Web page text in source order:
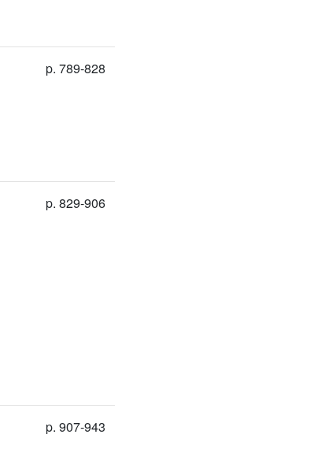
p. 789-828
p. 829-906
p. 907-943